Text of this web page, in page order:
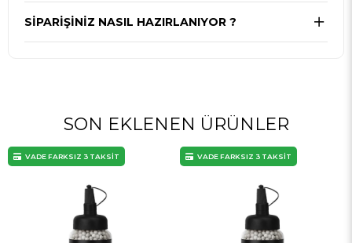
SIPARIŞINIZ NASIL HAZIRLANIYOR ?
SON EKLENEN ÜRÜNLER
VADE FARKSIZ 3 TAKSİT VADE FARKSIZ 3 TAKSİT